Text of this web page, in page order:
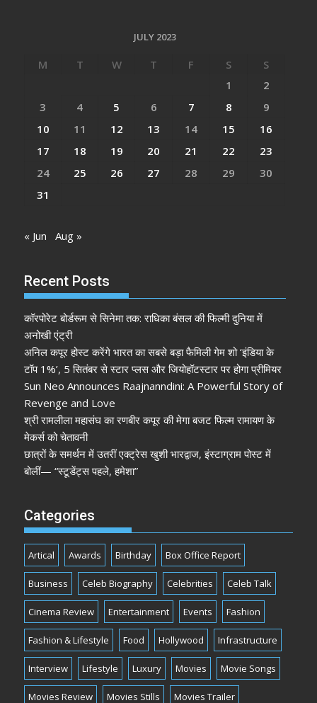
JULY 2023
M T W T F S
S
1
2
3
4 5 6 7 8
9
10
11 12 13 14 15
16
17
18 19 20 21 22
23
24
25 26 27 28 29
30
31
« Jun Aug »
Recent Posts
कॉरपोरेट बोर्डरूम से सिनेमा तक: राधिका बंसल की फिल्मी दुनिया में
अनोखी एंट्री
अनिल कपूर होस्ट करेंगे भारत का सबसे बड़ा फैमिली गेम शो ‘इंडिया के
टॉप 1%’, 5 सितंबर से स्टार प्लस और जियोहॉटस्टार पर होगा प्रीमियर
Sun Neo Announces Raajnanndini: A Powerful Story of
Revenge and Love
श्री रामलीला महासंघ का रणबीर कपूर की मेगा बजट फिल्म रामायण के
मेकर्स को चेतावनी
छात्रों के समर्थन में उतरीं एक्ट्रेस खुशी भारद्वाज, इंस्टाग्राम पोस्ट में
बोलीं— “स्टूडेंट्स पहले, हमेशा”
Categories
Artical Awards Birthday Box Office Report
Business Celeb Biography Celebrities Celeb Talk
Cinema Review Entertainment Events Fashion
Fashion & Lifestyle Food Hollywood Infrastructure
Interview Lifestyle Luxury Movies Movie Songs
Movies Review Movies Stills Movies Trailer